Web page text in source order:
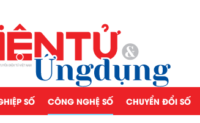
SỐ CÔNG NGHỆ SỐ CHUYỂN ĐỔI SỐ